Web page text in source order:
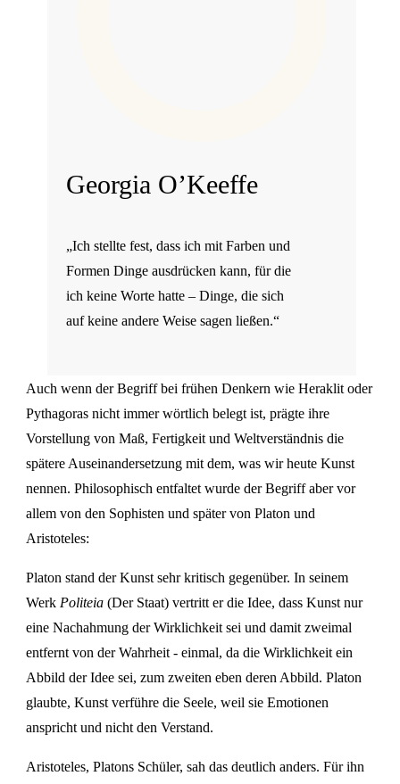
Georgia O’Keeffe
„Ich stellte fest, dass ich mit Farben und
Formen Dinge ausdrücken kann, für die
ich keine Worte hatte – Dinge, die sich
auf keine andere Weise sagen ließen.“
Auch wenn der Begriff bei frühen Denkern wie Heraklit oder
Pythagoras nicht immer wörtlich belegt ist, prägte ihre
Vorstellung von Maß, Fertigkeit und Weltverständnis die
spätere Auseinandersetzung mit dem, was wir heute Kunst
nennen. Philosophisch entfaltet wurde der Begriff aber vor
allem von den Sophisten und später von Platon und
Aristoteles:
Platon stand der Kunst sehr kritisch gegenüber. In seinem
Werk Politeia (Der Staat) vertritt er die Idee, dass Kunst nur
eine Nachahmung der Wirklichkeit sei und damit zweimal
entfernt von der Wahrheit - einmal, da die Wirklichkeit ein
Abbild der Idee sei, zum zweiten eben deren Abbild. Platon
glaubte, Kunst verführe die Seele, weil sie Emotionen
anspricht und nicht den Verstand.
Aristoteles, Platons Schüler, sah das deutlich anders. Für ihn